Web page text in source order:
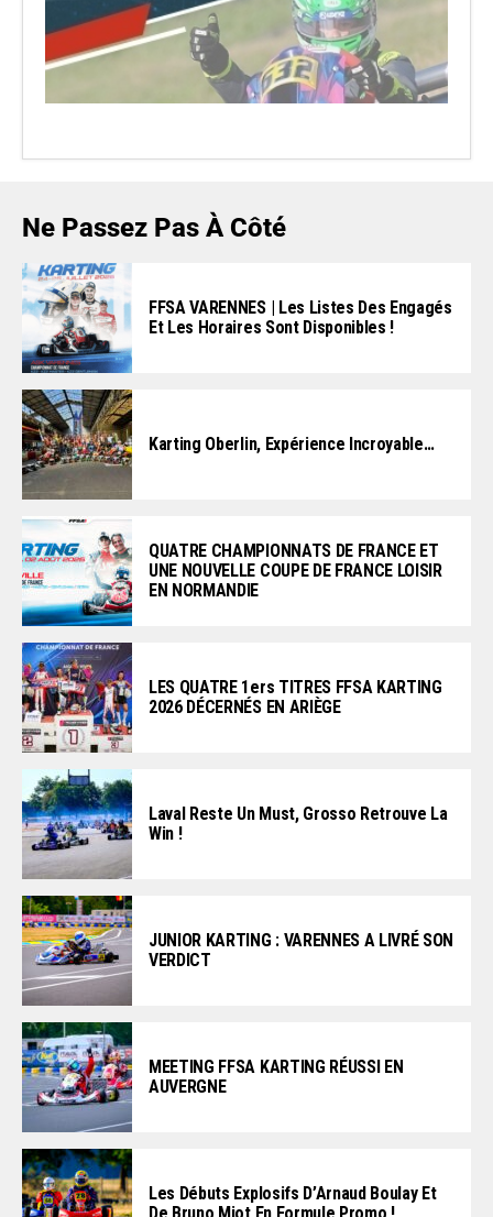
Ne Passez Pas À Côté
FFSA VARENNES | Les Listes Des Engagés
Et Les Horaires Sont Disponibles !
Karting Oberlin, Expérience Incroyable…
QUATRE CHAMPIONNATS DE FRANCE ET
UNE NOUVELLE COUPE DE FRANCE LOISIR
EN NORMANDIE
LES QUATRE 1ers TITRES FFSA KARTING
2026 DÉCERNÉS EN ARIÈGE
Laval Reste Un Must, Grosso Retrouve La
Win !
JUNIOR KARTING : VARENNES A LIVRÉ SON
VERDICT
MEETING FFSA KARTING RÉUSSI EN
AUVERGNE
Les Débuts Explosifs D’Arnaud Boulay Et